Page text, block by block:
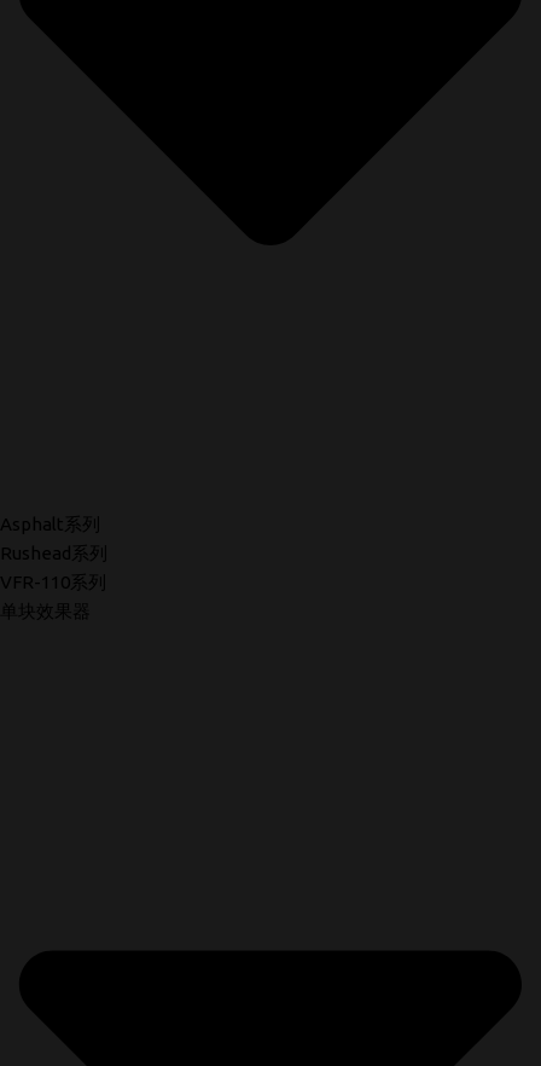
Asphalt系列
Rushead系列
VFR-110系列
单块效果器